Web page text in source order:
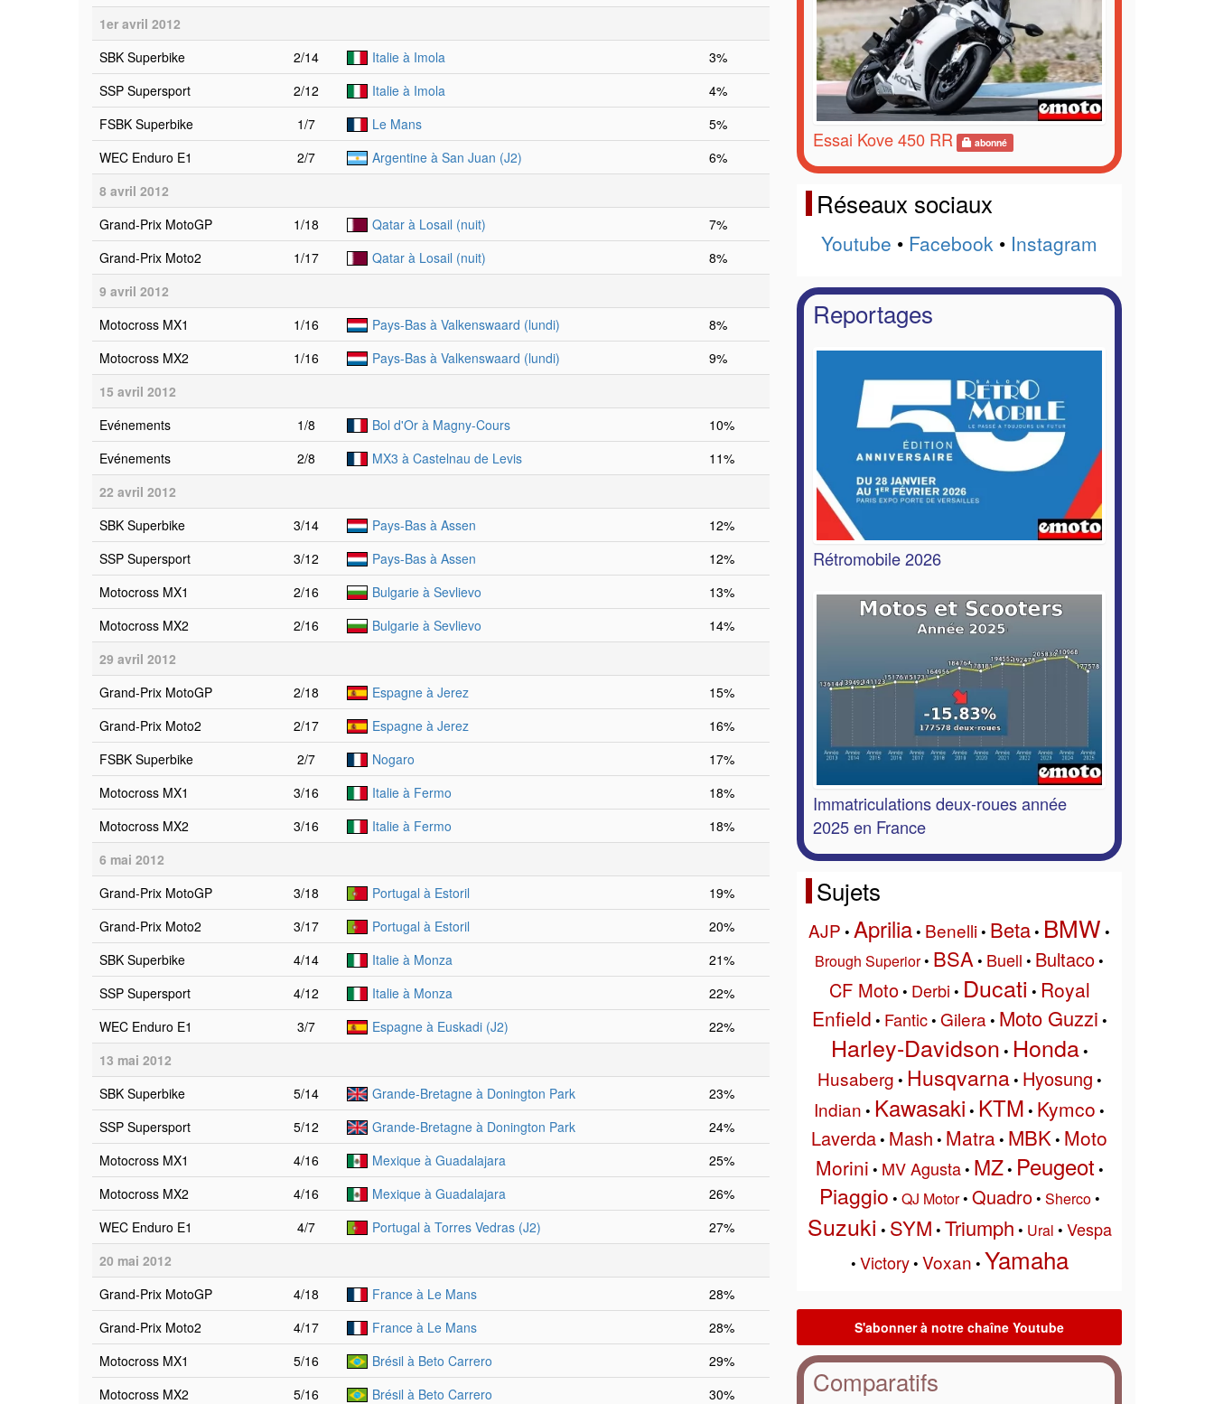
1er avril 2012
SBK Superbike
2/14 Italie à Imola
3%
SSP Supersport
2/12 Italie à Imola
4%
FSBK Superbike
1/7 Le Mans
5%
WEC Enduro E1
2/7 Argentine à San Juan (J2)
6%
8 avril 2012
Grand-Prix MotoGP
1/18 Qatar à Losail (nuit)
7%
Grand-Prix Moto2
1/17 Qatar à Losail (nuit)
8%
9 avril 2012
Motocross MX1
1/16 Pays-Bas à Valkenswaard (lundi)
8%
Motocross MX2
1/16 Pays-Bas à Valkenswaard (lundi)
9%
15 avril 2012
Evénements
1/8 Bol d'Or à Magny-Cours
10%
Evénements
2/8 MX3 à Castelnau de Levis
11%
22 avril 2012
SBK Superbike
3/14 Pays-Bas à Assen
12%
SSP Supersport
3/12 Pays-Bas à Assen
12%
Motocross MX1
2/16 Bulgarie à Sevlievo
13%
Motocross MX2
2/16 Bulgarie à Sevlievo
14%
29 avril 2012
Grand-Prix MotoGP
2/18 Espagne à Jerez
15%
Grand-Prix Moto2
2/17 Espagne à Jerez
16%
FSBK Superbike
2/7 Nogaro
17%
Motocross MX1
3/16 Italie à Fermo
18%
Motocross MX2
3/16 Italie à Fermo
18%
6 mai 2012
Grand-Prix MotoGP
3/18 Portugal à Estoril
19%
Grand-Prix Moto2
3/17 Portugal à Estoril
20%
SBK Superbike
4/14 Italie à Monza
21%
SSP Supersport
4/12 Italie à Monza
22%
WEC Enduro E1
3/7 Espagne à Euskadi (J2)
22%
13 mai 2012
SBK Superbike
5/14 Grande-Bretagne à Donington Park
23%
SSP Supersport
5/12 Grande-Bretagne à Donington Park
24%
Motocross MX1
4/16 Mexique à Guadalajara
25%
Motocross MX2
4/16 Mexique à Guadalajara
26%
WEC Enduro E1
4/7 Portugal à Torres Vedras (J2)
27%
20 mai 2012
Grand-Prix MotoGP
4/18 France à Le Mans
28%
Grand-Prix Moto2
4/17 France à Le Mans
28%
Motocross MX1
5/16 Brésil à Beto Carrero
29%
Motocross MX2
5/16 Brésil à Beto Carrero
30%
Essai Kove 450 RR abonné
Réseaux sociaux
Youtube • Facebook • Instagram
Reportages
Rétromobile 2026
Immatriculations deux-roues année
2025 en France
Sujets
AJP • Aprilia• Benelli• Beta• BMW •
Brough Superior• BSA • Buell • Bultaco•
CF Moto• Derbi • Ducati • Royal
Enfield • Fantic• Gilera • Moto Guzzi •
Harley-Davidson • Honda•
Husaberg • Husqvarna• Hyosung •
Indian • Kawasaki • KTM • Kymco •
Laverda• Mash • Matra• MBK • Moto
Morini • MV Agusta• MZ• Peugeot •
Piaggio • QJ Motor• Quadro• Sherco•
Suzuki • SYM • Triumph • Ural • Vespa
• Victory• Voxan • Yamaha
Comparatifs